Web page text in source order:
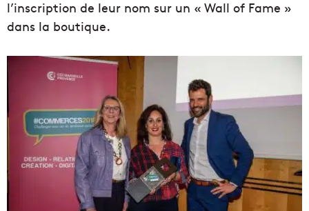
l’inscription de leur nom sur un « Wall of Fame »
dans la boutique.